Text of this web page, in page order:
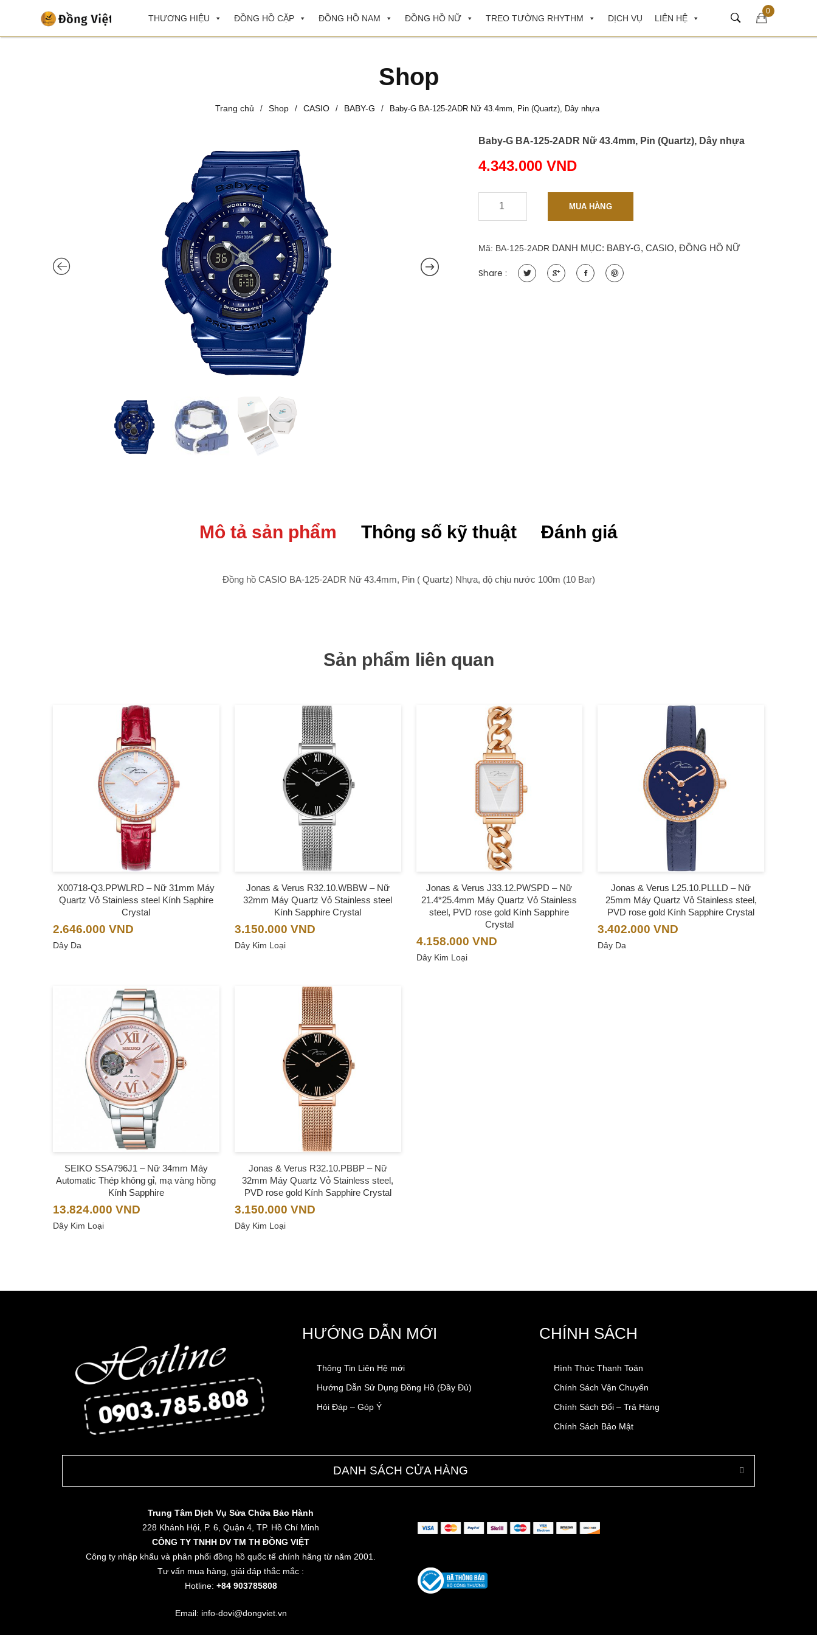
THƯƠNG HIỆU ĐỒNG HỒ CẶP ĐỒNG HỒ NAM ĐỒNG HỒ NỮ TREO TƯỜNG RHYTHM DỊCH VỤ LIÊN HỆ
0
Shop
Trang chủ / Shop / CASIO / BABY-G / Baby-G BA-125-2ADR Nữ 43.4mm, Pin (Quartz), Dây nhựa
Baby-G BA-125-2ADR Nữ 43.4mm, Pin (Quartz), Dây nhựa
4.343.000 VND
Baby-
125-
43.4mm,
MUA HÀNG
Mã: BA-125-2ADR DANH MỤC: BABY-G, CASIO, ĐỒNG HỒ NỮ
Share :
Mô tả sản phẩm Thông số kỹ thuật Đánh giá
Đồng hồ CASIO BA-125-2ADR Nữ 43.4mm, Pin ( Quartz) Nhựa, độ chịu nước 100m (10 Bar)
Sản phẩm liên quan
X00718-Q3.PPWLRD – Nữ 31mm Máy
Quartz Vỏ Stainless steel Kính Sạphire
Crystal
2.646.000 VND
Dây Da
Jonas & Verus R32.10.WBBW – Nữ
32mm Máy Quartz Vỏ Stainless steel
Kính Sapphire Crystal
3.150.000 VND
Dây Kim Loại
Jonas & Verus J33.12.PWSPD – Nữ
21.4*25.4mm Máy Quartz Vỏ Stainless
steel, PVD rose gold Kính Sapphire
Crystal
4.158.000 VND
Dây Kim Loại
Jonas & Verus L25.10.PLLLD – Nữ
25mm Máy Quartz Vỏ Stainless steel,
PVD rose gold Kính Sapphire Crystal
3.402.000VND
Dây Da
SEIKO SSA796J1 – Nữ 34mm Máy
Automatic Thép không gỉ, mạ vàng hồng
Kính Sapphire
13.824.000 VND
Dây Kim Loại
Jonas & Verus R32.10.PBBP – Nữ
32mm Máy Quartz Vỏ Stainless steel,
PVD rose gold Kính Sapphire Crystal
3.150.000 VND
Dây Kim Loại
HƯỚNG DẪN MỚI
Thông Tin Liên Hệ mới
Hướng Dẫn Sử Dụng Đồng Hồ (Đầy Đủ)
Hỏi Đáp – Góp Ý
CHÍNH SÁCH
Hình Thức Thanh Toán
Chính Sách Vận Chuyển
Chính Sách Đổi – Trả Hàng
Chính Sách Bảo Mật
DANH SÁCH CỬA HÀNG
Trung Tâm Dịch Vụ Sửa Chữa Bảo Hành
228 Khánh Hội, P. 6, Quận 4, TP. Hồ Chí Minh
CÔNG TY TNHH DV TM TH ĐỒNG VIỆT
Công ty nhập khẩu và phân phối đồng hồ quốc tế chính hãng từ năm 2001.
Tư vấn mua hàng, giải đáp thắc mắc :
Hotline: +84 903785808
Email: info-dovi@dongviet.vn